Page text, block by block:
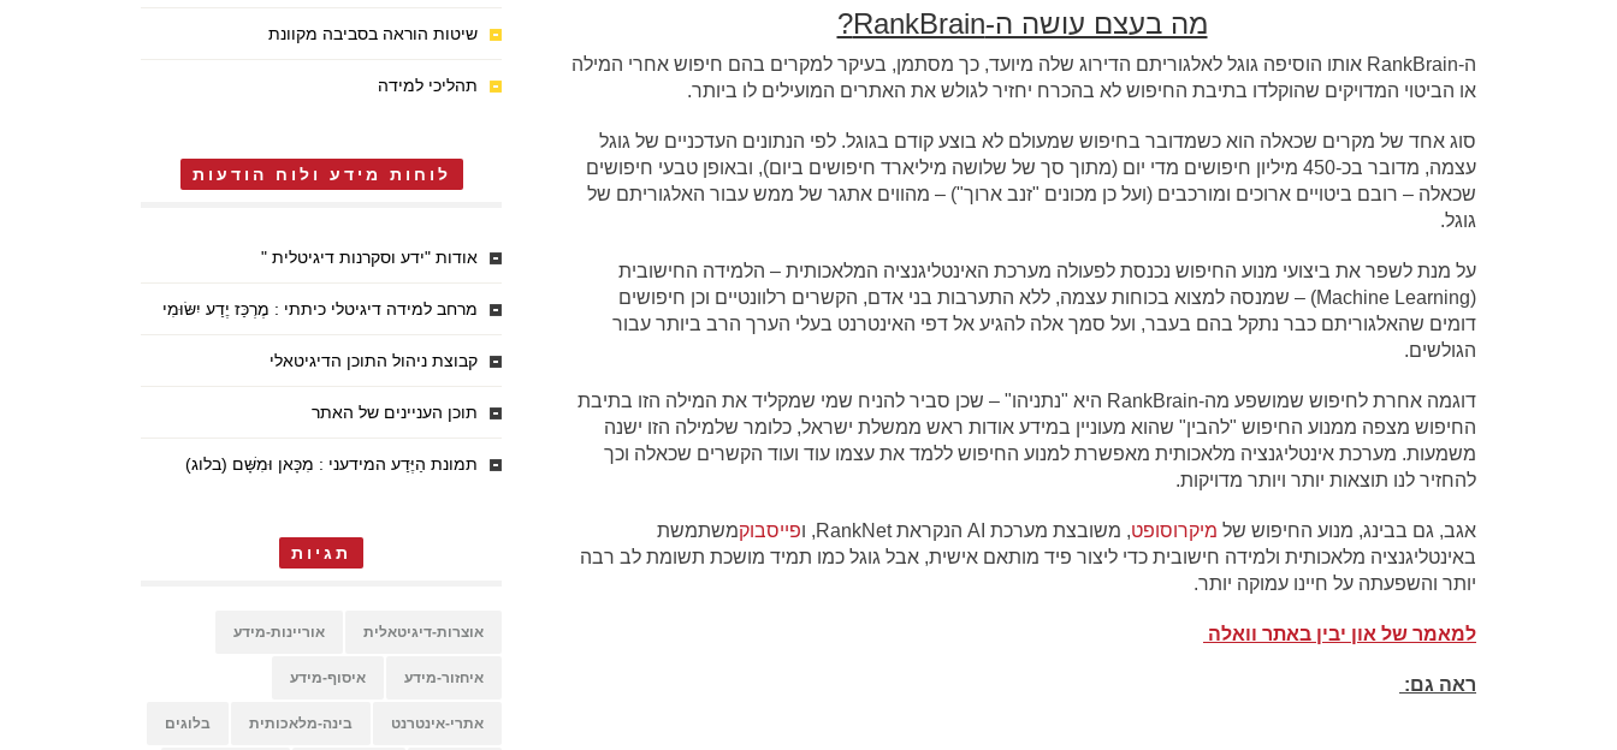
מה בעצם עושה ה-RankBrain?
ה-RankBrain אותו הוסיפה גוגל לאלגוריתם הדירוג שלה מיועד, כך מסתמן, בעיקר למקרים בהם חיפוש אחרי המילה
או הביטוי המדויקים שהוקלדו בתיבת החיפוש לא בהכרח יחזיר לגולש את האתרים המועילים לו ביותר.
סוג אחד של מקרים שכאלה הוא כשמדובר בחיפוש שמעולם לא בוצע קודם בגוגל. לפי הנתונים העדכניים של גוגל
עצמה, מדובר בכ-450 מיליון חיפושים מדי יום (מתוך סך של שלושה מיליארד חיפושים ביום), ובאופן טבעי חיפושים
שכאלה – רובם ביטויים ארוכים ומורכבים (ועל כן מכונים "זנב ארוך") – מהווים אתגר של ממש עבור האלגוריתם של
גוגל.
על מנת לשפר את ביצועי מנוע החיפוש נכנסת לפעולה מערכת האינטליגנציה המלאכותית – הלמידה החישובית
(Machine Learning) – שמנסה למצוא בכוחות עצמה, ללא התערבות בני אדם, הקשרים רלוונטיים וכן חיפושים
דומים שהאלגוריתם כבר נתקל בהם בעבר, ועל סמך אלה להגיע אל דפי האינטרנט בעלי הערך הרב ביותר עבור
הגולשים.
דוגמה אחרת לחיפוש שמושפע מה-RankBrain היא "נתניהו" – שכן סביר להניח שמי שמקליד את המילה הזו בתיבת
החיפוש מצפה ממנוע החיפוש "להבין" שהוא מעוניין במידע אודות ראש ממשלת ישראל, כלומר שלמילה הזו ישנה
משמעות. מערכת אינטליגנציה מלאכותית מאפשרת למנוע החיפוש ללמד את עצמו עוד ועוד הקשרים שכאלה וכך
להחזיר לנו תוצאות יותר ויותר מדויקות.
אגב, גם בבינג, מנוע החיפוש של מיקרוסופט, משובצת מערכת AI הנקראת RankNet, ו פייסבוקמשתמשת
באינטליגנציה מלאכותית ולמידה חישובית כדי ליצור פיד מותאם אישית, אבל גוגל כמו תמיד מושכת תשומת לב רבה
יותר והשפעתה על חיינו עמוקה יותר.
למאמר של און יבין באתר וואלה
ראה גם:
שיטות הוראה בסביבה מקוונת
תהליכי למידה
לוחות מידע ולוח הודעות
אודות "ידע וסקרנות דיגיטלית "
מרחב למידה דיגיטלי כיתתי : מֶרְכַּז יֶדַע יִשּׂוּמִי
קבוצת ניהול התוכן הדיגיטאלי
תוכן העניינים של האתר
תמונת הַיֶּדַע המידעני : מִכָּאן וּמִשָּׁם (בלוג)
תגיות
אוצרות-דיגיטאלית אוריינות-מידע
איחזור-מידע איסוף-מידע
אתרי-אינטרנט בינה-מלאכותית בלוגים